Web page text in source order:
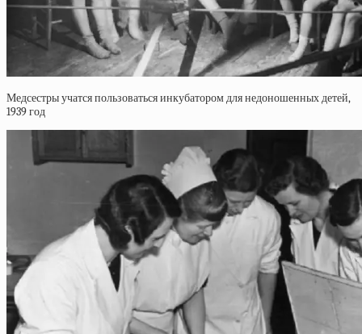
Медсестры учатся пользоваться инкубатором для недоношенных детей,
1939 год